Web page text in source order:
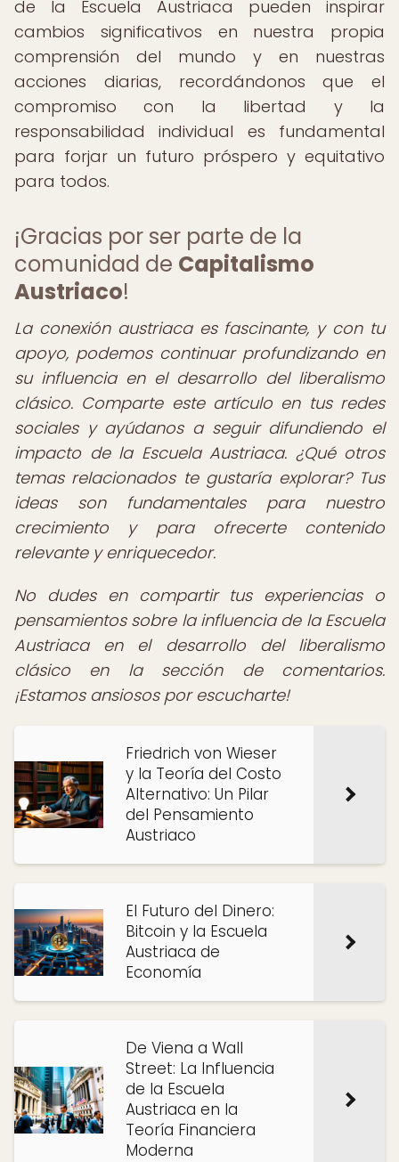
de la Escuela Austriaca pueden inspirar
cambios significativos en nuestra propia
comprensión del mundo y en nuestras
acciones diarias, recordándonos que el
compromiso con la libertad y la
responsabilidad individual es fundamental
para forjar un futuro próspero y equitativo
para todos.
¡Gracias por ser parte de la
comunidad de Capitalismo
Austriaco!
La conexión austriaca es fascinante, y con tu
apoyo, podemos continuar profundizando en
su influencia en el desarrollo del liberalismo
clásico. Comparte este artículo en tus redes
sociales y ayúdanos a seguir difundiendo el
impacto de la Escuela Austriaca. ¿Qué otros
temas relacionados te gustaría explorar? Tus
ideas son fundamentales para nuestro
crecimiento y para ofrecerte contenido
relevante y enriquecedor.
No dudes en compartir tus experiencias o
pensamientos sobre la influencia de la Escuela
Austriaca en el desarrollo del liberalismo
clásico en la sección de comentarios.
¡Estamos ansiosos por escucharte!
Friedrich von Wieser
y la Teoría del Costo
Alternativo: Un Pilar
del Pensamiento
Austriaco
El Futuro del Dinero:
Bitcoin y la Escuela
Austriaca de
Economía
De Viena a Wall
Street: La Influencia
de la Escuela
Austriaca en la
Teoría Financiera
Moderna